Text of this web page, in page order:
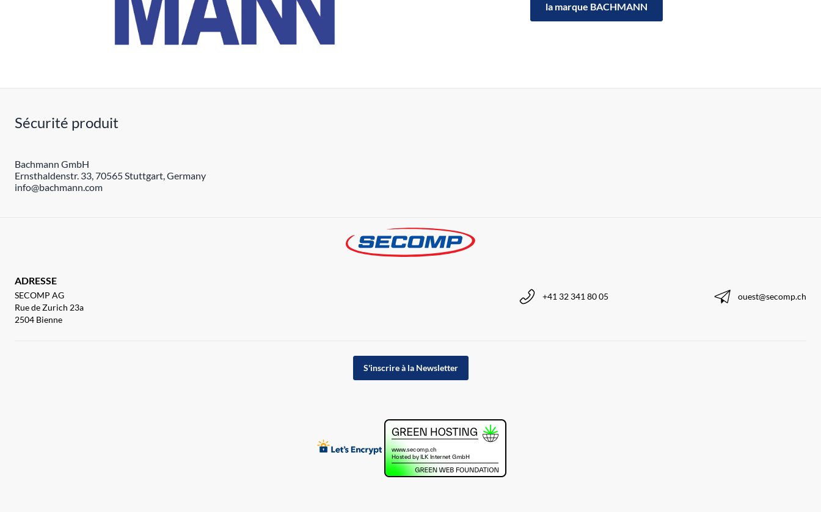
la marque BACHMANN
Sécurité produit
Bachmann GmbH
Ernsthaldenstr. 33, 70565 Stuttgart, Germany
info@bachmann.com
ADRESSE
SECOMP AG
Rue de Zurich 23a
2504 Bienne
+41 32 341 80 05 ouest@secomp.ch
S'inscrire à la Newsletter